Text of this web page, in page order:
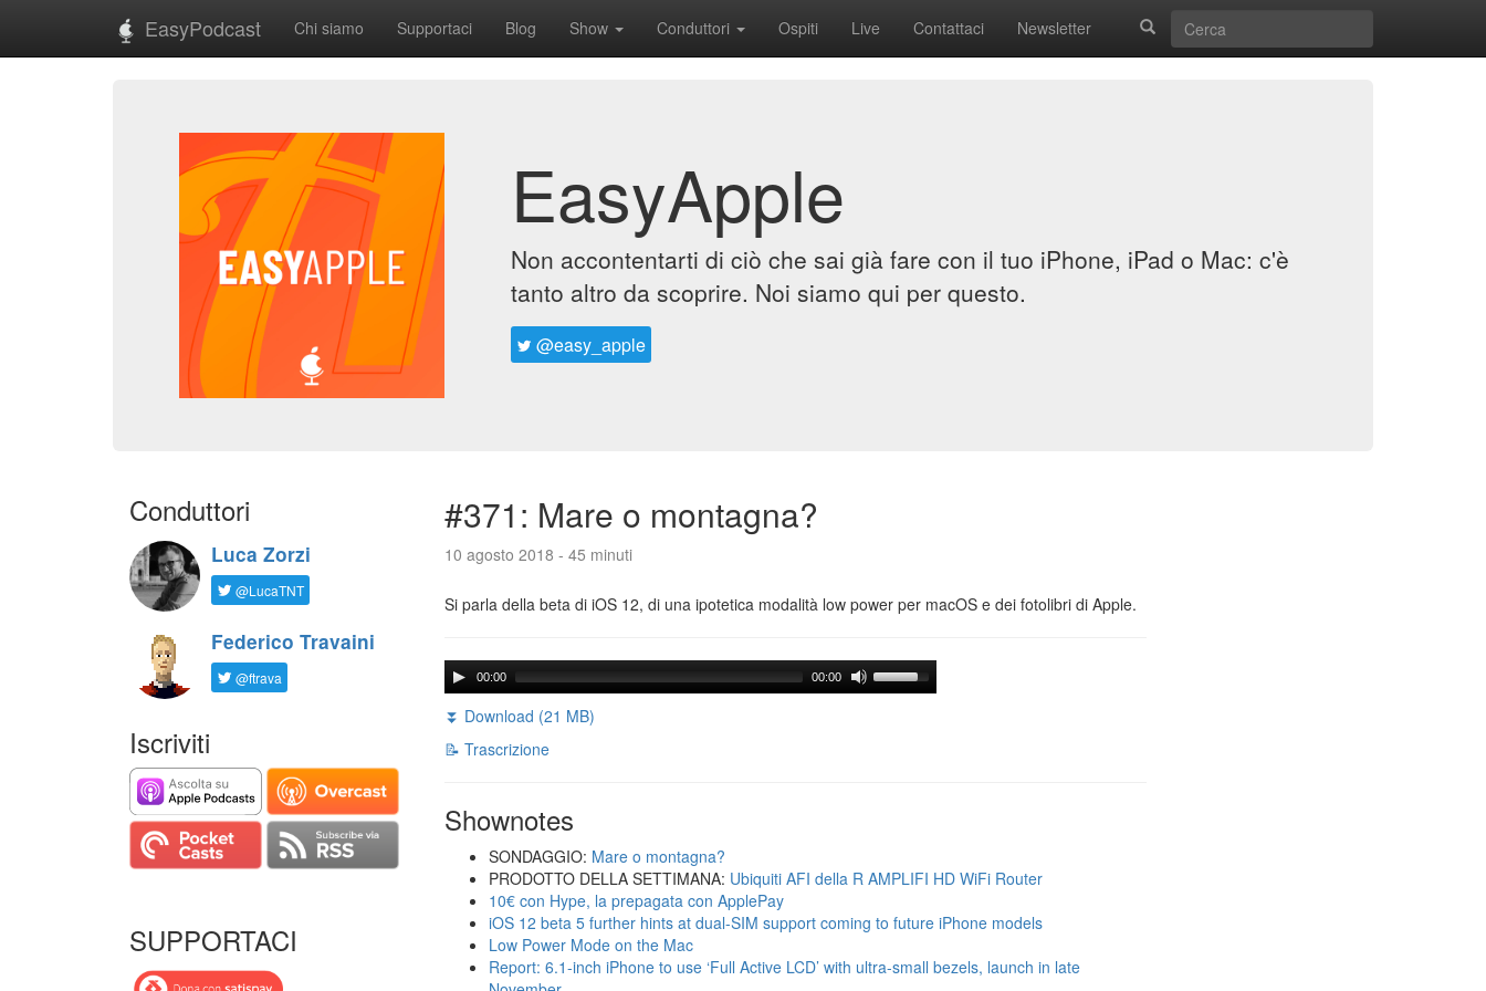
EasyPodcast Chi siamo Supportaci Blog Show Conduttori Ospiti Live Contattaci Newsletter
EasyApple
Non accontentarti di ciò che sai già fare con il tuo iPhone, iPad o Mac: c'è
tanto altro da scoprire. Noi siamo qui per questo.
@easy_apple
Conduttori
Luca Zorzi
@LucaTNT
Federico Travaini
@ftrava
Iscriviti
SUPPORTACI
#371: Mare o montagna?
10 agosto 2018 - 45 minuti
Si parla della beta di iOS 12, di una ipotetica modalità low power per macOS e dei fotolibri di Apple.
00:00 00:00
⏬ Download (21 MB)
📝 Trascrizione
Shownotes
SONDAGGIO: Mare o montagna?
PRODOTTO DELLA SETTIMANA: Ubiquiti AFI della R AMPLIFI HD WiFi Router
10€ con Hype, la prepagata con ApplePay
iOS 12 beta 5 further hints at dual-SIM support coming to future iPhone models
Low Power Mode on the Mac
Report: 6.1-inch iPhone to use ‘Full Active LCD’ with ultra-small bezels, launch in late